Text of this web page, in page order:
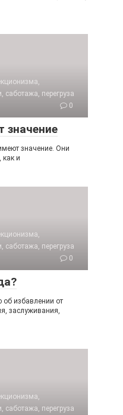
саботажа, перегруза
0
значение
значение. Они
как и
саботажа, перегруза
0
об избавлении от
заслуживания,
саботажа, перегруза